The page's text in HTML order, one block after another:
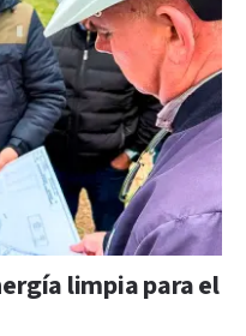
limpia para el